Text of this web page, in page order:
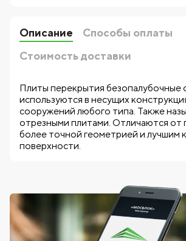
Описание
Способы оплаты
Стоимость доставки
Плиты перекрытия безопалубочные
используются в несущих
сооружений любого типа. Также
отрезными плитами. Отличаются
более точной геометрией и лучшим
поверхности.